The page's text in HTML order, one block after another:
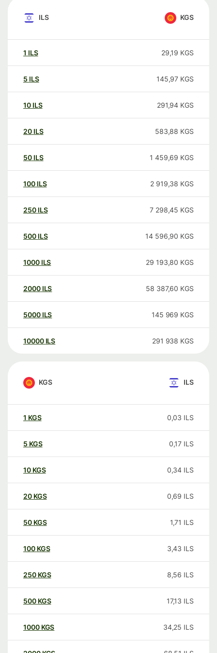
ILS KGS
1 ILS 29,19 KGS
5 ILS 145,97 KGS
10 ILS 291,94 KGS
20 ILS 583,88 KGS
50 ILS 1 459,69 KGS
100 ILS 2 919,38 KGS
250 ILS 7 298,45 KGS
500 ILS 14 596,90 KGS
1000 ILS 29 193,80 KGS
2000 ILS 58 387,60 KGS
5000 ILS 145 969 KGS
10000 ILS 291 938 KGS
KGS ILS
1 KGS 0,03 ILS
5 KGS 0,17 ILS
10 KGS 0,34 ILS
20 KGS 0,69 ILS
50 KGS 1,71 ILS
100 KGS 3,43 ILS
250 KGS 8,56 ILS
500 KGS 17,13 ILS
1000 KGS 34,25 ILS